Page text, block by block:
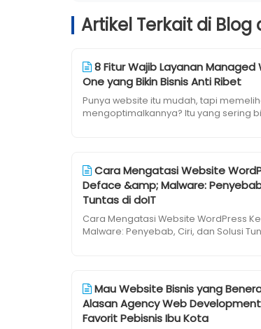
Artikel Terkait di Blog
8 Fitur Wajib Layanan
One yang Bikin Bisnis Anti Ribet
Punya website itu mudah, tapi
mengoptimalkannya? Itu yang sering
Cara Mengatasi Website
Deface &amp; Malware:
Tuntas di doIT
Cara Mengatasi Website WordPress
Malware: Penyebab, Ciri, dan Solusi
Mau Website Bisnis yang
Alasan Agency Web
Favorit Pebisnis Ibu Kota